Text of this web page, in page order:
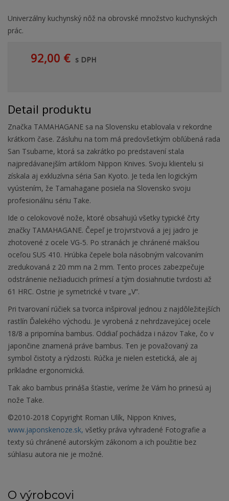
Univerzálny kuchynský nôž na obrovské množstvo kuchynských
prác.
92,00 € s DPH
Detail produktu
Značka TAMAHAGANE sa na Slovensku etablovala v rekordne
krátkom čase. Zásluhu na tom má predovšetkým obľúbená rada
San Tsubame, ktorá sa zakrátko po predstavení stala
najpredávanejším artiklom Nippon Knives. Svoju klientelu si
získala aj exkluzívna séria San Kyoto. Je teda len logickým
vyústením, že Tamahagane posiela na Slovensko svoju
profesionálnu sériu Take.
Ide o celokovové nože, ktoré obsahujú všetky typické črty
značky TAMAHAGANE. Čepeľ je trojvrstvová a jej jadro je
zhotovené z ocele VG-5. Po stranách je chránené mäkšou
oceľou SUS 410. Hrúbka čepele bola násobným valcovaním
zredukovaná z 20 mm na 2 mm. Tento proces zabezpečuje
odstránenie nežiaducich prímesí a tým dosiahnutie tvrdosti až
61 HRC. Ostrie je symetrické v tvare „V“.
Pri tvarovaní rúčiek sa tvorca inšpiroval jednou z najdôležitejších
rastlín Ďalekého východu. Je vyrobená z nehrdzavejúcej ocele
18/8 a pripomína bambus. Oddiaľ pochádza i názov Take, čo v
japončine znamená práve bambus. Ten je považovaný za
symbol čistoty a rýdzosti. Rúčka je nielen estetická, ale aj
príkladne ergonomická.
Tak ako bambus prináša šťastie, veríme že Vám ho prinesú aj
nože Take.
©2010-2018 Copyright Roman Ulík, Nippon Knives,
www.japonskenoze.sk, všetky práva vyhradené Fotografie a
texty sú chránené autorským zákonom a ich použitie bez
súhlasu autora nie je možné.
O výrobcovi